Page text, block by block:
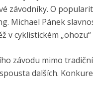
závodníky. O
Michael Pánek
v cyklistickém
závodu mimo
dalších.